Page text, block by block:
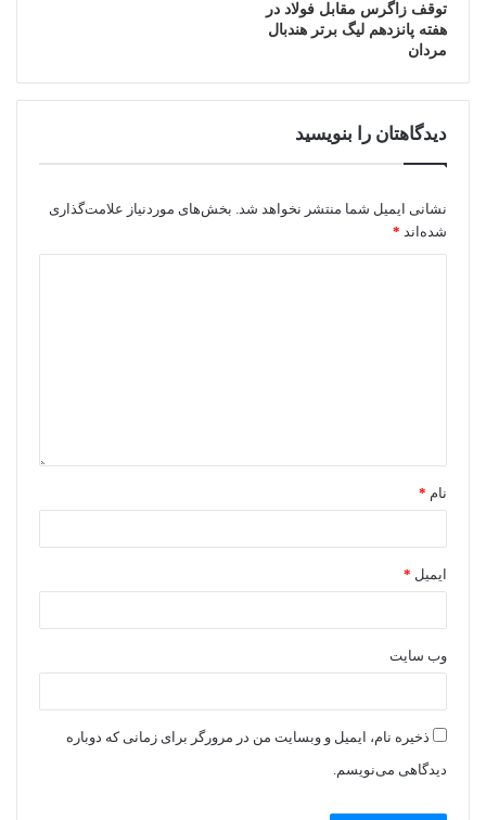
توقف زاگرس مقابل فولاد در
هفته پانزدهم لیگ برتر هندبال
مردان
دیدگاهتان را بنویسید
نشانی ایمیل شما منتشر نخواهد شد. بخش‌های موردنیاز علامت‌گذاری
شده‌اند *
نام *
ایمیل *
وب‌ سایت
ذخیره نام، ایمیل و وبسایت من در مرورگر برای زمانی که دوباره
دیدگاهی می‌نویسم.